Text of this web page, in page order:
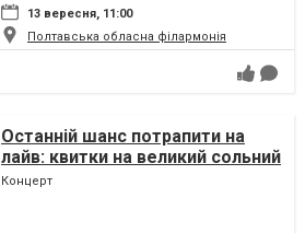
13 вересня, 11:00
Полтавська обласна філармонія
Останній шанс потрапити на
лайв: квитки на великий сольний
концерт Nikow у Полтаві
Концерт